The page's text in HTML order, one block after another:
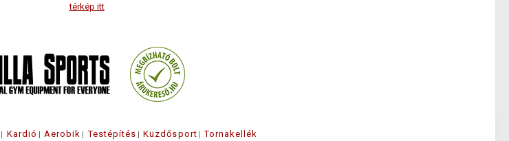
térkép itt
Kardió Aerobik Testépítés Küzdősport Tornakellék